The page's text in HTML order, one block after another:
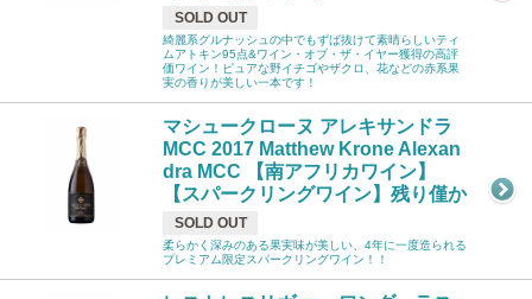
SOLD OUT
綺麗系グルナッシュの中でもずば抜けて素晴らしいティ
ムアトキン95点&ワイン・オブ・ザ・イヤー獲得の高評
価ワイン！ピュアな野イチゴやザクロ、花などの赤系果
実の香りが美しい一本です！
マシュークローヌ アレキサンドラ
MCC 2017 Matthew Krone Alexan
dra MCC 【南アフリカワイン】
【スパークリングワイン】残り僅か
SOLD OUT
柔らかく深みのある果実味が美しい、4年に一度造られる
プレミアム限定スパークリングワイン！！